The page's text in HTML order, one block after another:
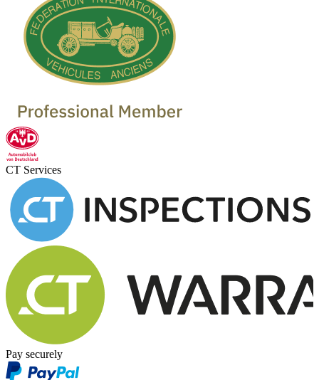
CT Services
Pay securely